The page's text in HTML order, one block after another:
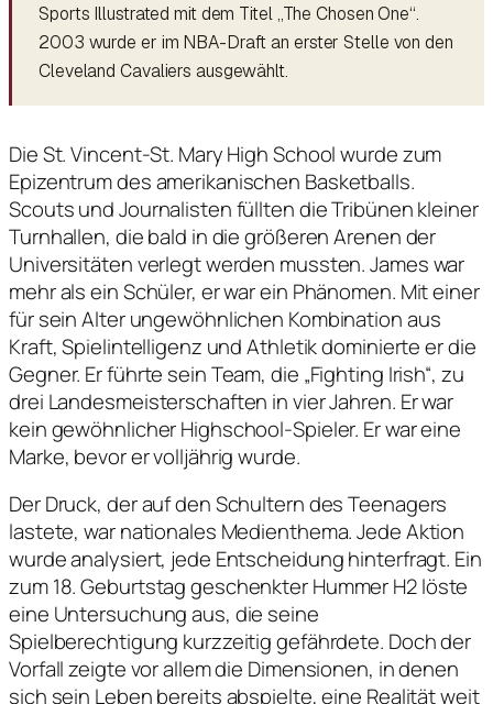
Sports Illustrated mit dem Titel „The Chosen One“.
2003 wurde er im NBA-Draft an erster Stelle von den
Cleveland Cavaliers ausgewählt.
Die St. Vincent-St. Mary High School wurde zum
Epizentrum des amerikanischen Basketballs.
Scouts und Journalisten füllten die Tribünen kleiner
Turnhallen, die bald in die größeren Arenen der
Universitäten verlegt werden mussten. James war
mehr als ein Schüler, er war ein Phänomen. Mit einer
für sein Alter ungewöhnlichen Kombination aus
Kraft, Spielintelligenz und Athletik dominierte er die
Gegner. Er führte sein Team, die „Fighting Irish“, zu
drei Landesmeisterschaften in vier Jahren. Er war
kein gewöhnlicher Highschool-Spieler. Er war eine
Marke, bevor er volljährig wurde.
Der Druck, der auf den Schultern des Teenagers
lastete, war nationales Medienthema. Jede Aktion
wurde analysiert, jede Entscheidung hinterfragt. Ein
zum 18. Geburtstag geschenkter Hummer H2 löste
eine Untersuchung aus, die seine
Spielberechtigung kurzzeitig gefährdete. Doch der
Vorfall zeigte vor allem die Dimensionen, in denen
sich sein Leben bereits abspielte, eine Realität weit